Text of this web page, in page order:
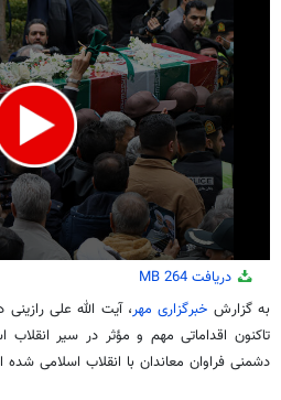
دریافت 264 MB
به گزارش خبرگزاری مهر، آیت الله علیرازینی
تاکنون اقداماتی مهم و مؤثر در سیر
دشمنی فراوان معاندان با انقلاب اسلامی